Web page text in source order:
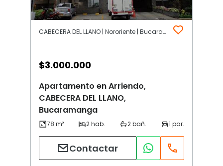
CABECERA DEL LLANO | Nororiente | Bucaramanga
$3.000.000
Apartamento en Arriendo,
CABECERA DEL LLANO,
Bucaramanga
Contactar